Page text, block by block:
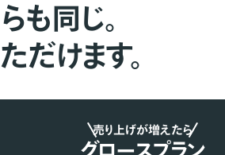
も同じ。
だけます。
売り上げが増えたら